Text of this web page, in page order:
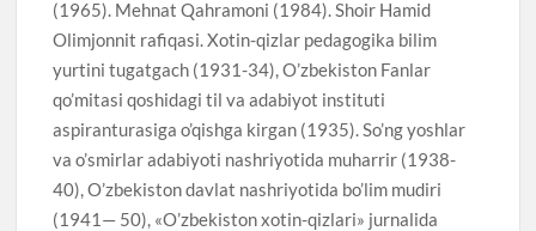
(1965). Mehnat Qahramoni (1984). Shoir Hamid
Olimjonnit rafiqasi. Xotin-qizlar pedagogika bilim
yurtini tugatgach (1931-34), O’zbekiston Fanlar
qo’mitasi qoshidagi til va adabiyot instituti
aspiranturasiga o’qishga kirgan (1935). So’ng yoshlar
va o’smirlar adabiyoti nashriyotida muharrir (1938-
40), O’zbekiston davlat nashriyotida bo’lim mudiri
(1941— 50), «O’zbekiston xotin-qizlari» jurnalida